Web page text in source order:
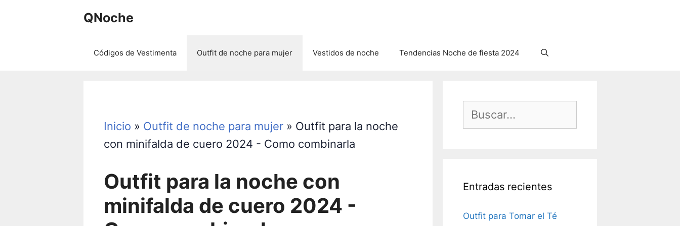
QNoche
Códigos de Vestimenta Outfit de noche para mujer Vestidos de noche Tendencias Noche de fiesta 2024
Inicio » Outfit de noche para mujer» Outfit para la noche
con minifalda de cuero 2024 - Como combinarla
Outfit para la noche con
minifalda de cuero 2024 -
Entradas recientes
Outfit para Tomar el Té